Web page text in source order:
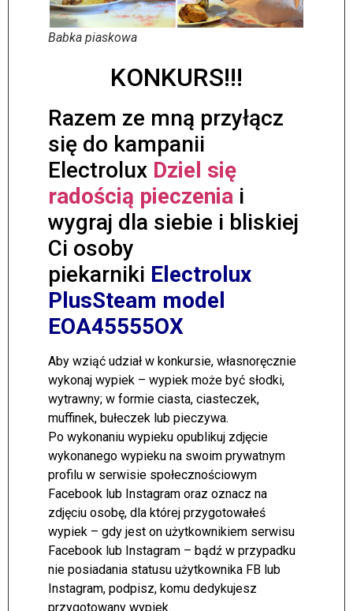
Babka piaskowa
KONKURS!!!
Razem ze mną przyłącz
się do kampanii
Electrolux Dziel się
radością pieczenia i
wygraj dla siebie i bliskiej
Ci osoby
piekarniki Electrolux
PlusSteam model
EOA45555OX
Aby wziąć udział w konkursie, własnoręcznie
wykonaj wypiek – wypiek może być słodki,
wytrawny; w formie ciasta, ciasteczek,
muffinek, bułeczek lub pieczywa.
Po wykonaniu wypieku opublikuj zdjęcie
wykonanego wypieku na swoim prywatnym
profilu w serwisie społecznościowym
Facebook lub Instagram oraz oznacz na
zdjęciu osobę, dla której przygotowałeś
wypiek – gdy jest on użytkownikiem serwisu
Facebook lub Instagram – bądź w przypadku
nie posiadania statusu użytkownika FB lub
Instagram, podpisz, komu dedykujesz
przygotowany wypiek.